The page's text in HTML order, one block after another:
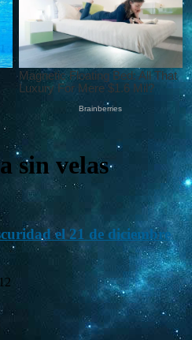
sin velas
el 21 de diciembre